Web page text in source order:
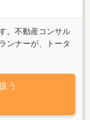
。不動産コンサル
ンナーが、トータ
事業用店舗・倉
効活用はもちろ
夢をカタチにしま
う